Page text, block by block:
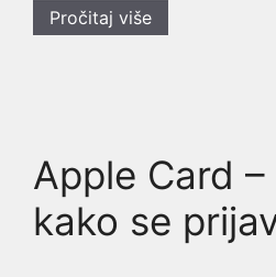
Pročitaj više
Apple Card
kako se